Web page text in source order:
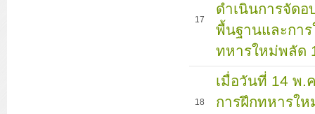
17
ดำเนินการจัด
พื้นฐานและกา
ทหารใหม่พลัด
18
เมื่อวันที่ 14 พ.
การฝึกทหารใ